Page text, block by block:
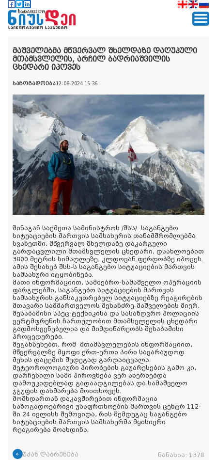
მაშველებმა მწვერვალ შხელდაზე დაღუპული
მთამსვლელის, არჩილ ბადრიაშვილის
ცხედარი იპოვეს
საზოგადოება12-08-2024 15:36
შინაგან საქმეთა სამინისტროს /შსს/ საგანგებო
სიტუაციების მართვის სამსახურის თანამშრომლებმა
სვანეთში, მწვერვალ შხელდაზე დაკარგული
გარდაცვლილი მთამსვლელის ცხედარი, დაახლოებით
3800 მეტრის სიმაღლეზე, კლდოვან ფერდობზე იპოვეს.
ამის შესახებ შსს-ს საგანგებო სიტუაციების მართვის
სამსახური იტყობინება.
მათი ინფორმაციით, სამძებრო-სამაშველო ოპერაციის
ფარგლებში, საგანგებო სიტუაციების მართვის
სამსახურის განსაკუთრებულ სიტუაციებზე რეაგირების
მთავარი სამმართველოს მეხანძრე-მაშველების მიერ,
შესაბამისი სპეც-ტექნიკისა და სასაზღვრო პოლიციის
ვერტმფრენის ჩართულობით მთამსვლელის ცხედარი
გადმოსვენებულია და მიმდინარეობს შესაბამისი
პროცედურები.
შეგახსენებთ, რომ მთამსვლელების ინფორმაციით,
მწვერვალზე მყოფი ერთ-ერთი პირი სავარაუდოდ
მეხის დაცემის შედეგად გარდაიცვალა.
მეტეოროლოგიური პირობების გაუარესების გამო კი,
დარჩენილი სამი პიროვნება ვერ ახერხებდა
დამოუკიდებლად გადაადგილებას და სამაშველო
ჯგუფის დახმარება მოითხოვეს.
მომხდართან დაკავშირებით ინფორმაცია
საზოგადოებრივი უსაფრთხოების მართვის ცენტრ 112-
ში 24 ივლისს შემოვიდა, რის შემდეგაც საგანგებო
სიტუაციების მართვის სამსახურმა მყისიერი
რეაგირება მოახდინა.
უკან დაბრუნება ნანახია: 1378